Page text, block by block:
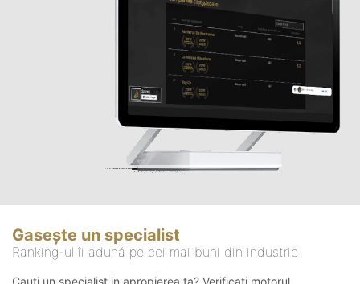
Gasește un specialist
Ranking-ul îi adună pe cei mai buni din industrie
Cauți un specialist in apropierea ta? Verificați motorul